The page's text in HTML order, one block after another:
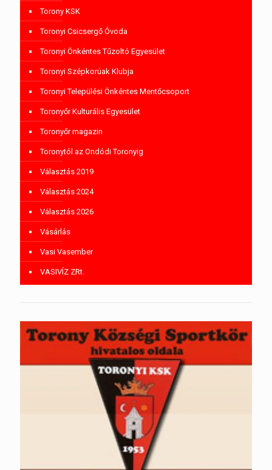
Torony KSK
Toronyi Csicsergő Óvoda
Toronyi Önkéntes Tűzoltó Egyesület
Toronyi Szépkorúak Klubja
Toronyi Települési Önkéntes Mentőcsoport
Toronyőr Kulturális Egyesület
Toronyőr magazin
Toronytól az Ondódi Toronyig
Választás 2019
Választás 2024
Választás 2026
Vásárlás
Vasi Vasember
VASIVÍZ ZRt.